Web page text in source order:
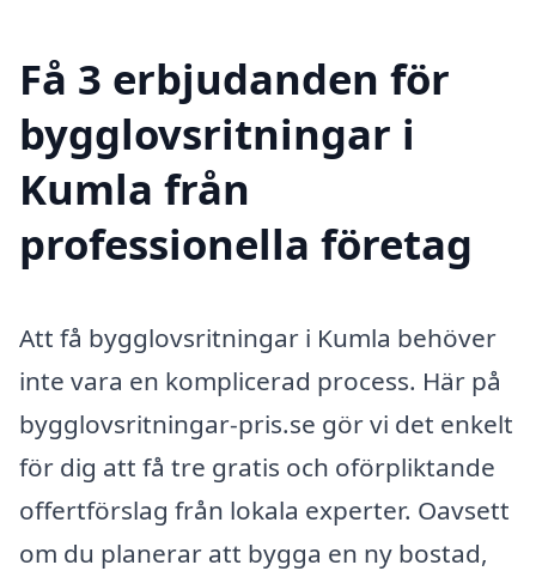
Få 3 erbjudanden för
bygglovsritningar i
Kumla från
professionella företag
Att få bygglovsritningar i Kumla behöver
inte vara en komplicerad process. Här på
bygglovsritningar-pris.se gör vi det enkelt
för dig att få tre gratis och oförpliktande
offertförslag från lokala experter. Oavsett
om du planerar att bygga en ny bostad,